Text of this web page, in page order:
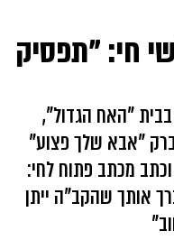
חי: "תפסיק
"האח הגדול",
"אבא שלך פצוע"
מכתב פתוח לחי:
אותך שהקב"ה ייתן